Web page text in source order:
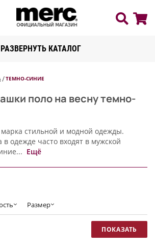
РАЗВЕРНУТЬ КАТАЛОГ
ТЕМНО-СИНИЕ
поло на весну темно-
стильной и модной одежды.
одежде часто входят в мужской
Ещё
Размер